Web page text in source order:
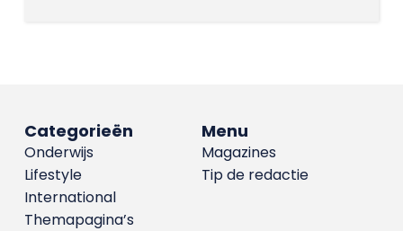
Menu
Magazines
Tip de redactie
Categorieën
Onderwijs
Lifestyle
International
Themapagina’s